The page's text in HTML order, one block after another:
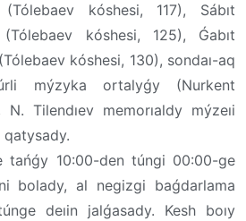
kóshesi, 117), Sábıt
(Tólebaev kóshesi, 125), Ǵabıt
kóshesi, 130), sondaı-aq
mýzyka ortalyǵy (Nurkent
N. Tilendıev memorıaldy mýzeıi
qatysady.
tańǵy 10:00-den túngi 00:00-ge
bolady, al negizgi baǵdarlama
deıin jalǵasady. Kesh boıy